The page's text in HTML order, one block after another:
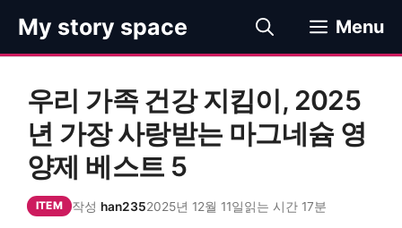
츠
My story space Menu
우리 가족 건강 지킴이, 2025
년 가장 사랑받는 마그네슘 영
양제 베스트 5
ITEM 작성 han2352025년 12월 11일읽는 시간 17분